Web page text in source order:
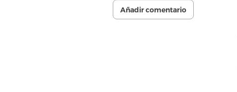
Añadir comentario